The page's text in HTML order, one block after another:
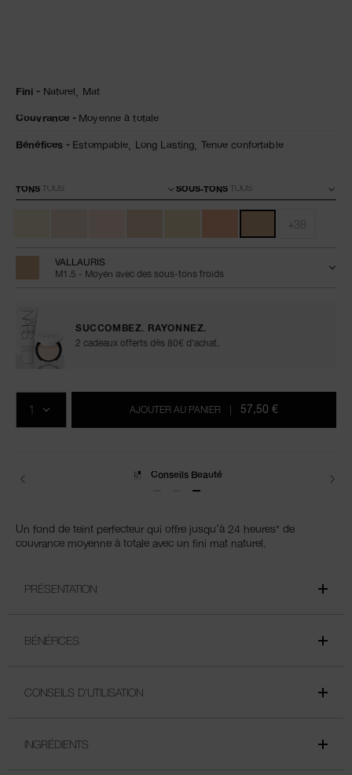
matte-
foundation/0194251155890.html
de
0194251155890
Fini Naturel, Mat
Couvrance Moyenne à totale
Bénéfices Estompable, Long Lasting, Tenue confortable
Variations
TONS SOUS-TONS
+38
VALLAURIS
M1.5 - Moyen avec des sous-tons froids
SUCCOMBEZ. RAYONNEZ.
2 cadeaux offerts dès 80€ d'achat.
aux
options
sur
QTÉ
AJOUTER AU PANIER | 57,50 €
Livraisons
Un fond de teint perfecteur qui offre jusqu'à 24 heures* de
couvrance moyenne à totale avec un fini mat naturel.
PRÉSENTATION
BÉNÉFICES
CONSEILS D'UTILISATION
INGRÉDIENTS